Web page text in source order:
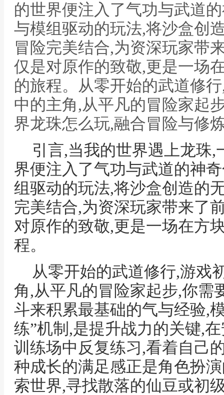
的世界便注入了气功与武道
与模组驱动的玩法,将沙盒创
冒险完美结合,为资深玩家带
仅是对原作的致敬,更是一场
的旅程。从零开始的武道修
中的主角,从平凡的冒险家起
界龙珠怎么玩,融合冒险与修
引言,当我的世界遇上龙珠
界便注入了气功与武道的神
组驱动的玩法,将沙盒创造的
完美结合,为资深玩家带来了
对原作的致敬,更是一场在方
程。
从零开始的武道修行,游戏
角,从平凡的冒险家起步,你需
斗来积累最基础的气与经验,
练”机制,是提升战力的关键,
训练场中反复练习,看着自己
种成长的满足感正是角色扮
索世界,寻找散落的仙豆或初